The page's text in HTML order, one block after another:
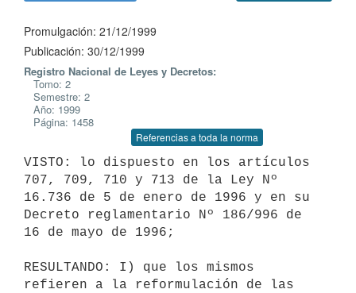
Promulgación: 21/12/1999
Publicación: 30/12/1999
Registro Nacional de Leyes y Decretos:
Tomo: 2
Semestre: 2
Año: 1999
Página: 1458
Referencias a toda la norma
VISTO: lo dispuesto en los artículos
707, 709, 710 y 713 de la Ley Nº
16.736 de 5 de enero de 1996 y en su
Decreto reglamentario Nº 186/996 de
16 de mayo de 1996;
RESULTANDO: I) que los mismos
refieren a la reformulación de las